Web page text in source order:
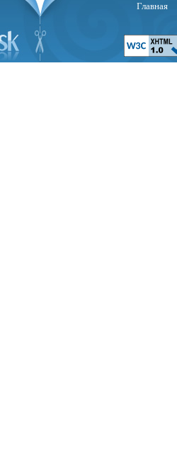
Главная